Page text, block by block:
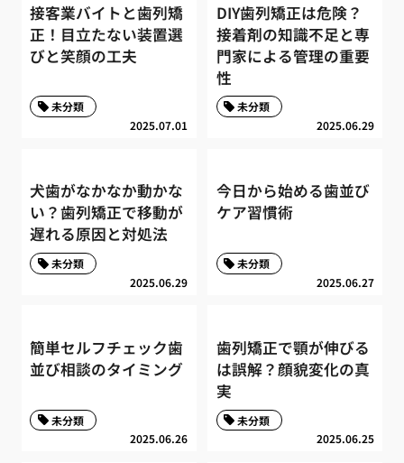
接客業バイトと歯列矯
正！目立たない装置選
びと笑顔の工夫
2025.07.01
未分類
DIY歯列矯正は危険？
接着剤の知識不足と専
門家による管理の重要
性
2025.06.29
未分類
犬歯がなかなか動かな
い？歯列矯正で移動が
遅れる原因と対処法
2025.06.29
未分類
今日から始める歯並び
ケア習慣術
2025.06.27
未分類
簡単セルフチェック歯
並び相談のタイミング
2025.06.26
未分類
歯列矯正で顎が伸びる
は誤解？顔貌変化の真
実
2025.06.25
未分類